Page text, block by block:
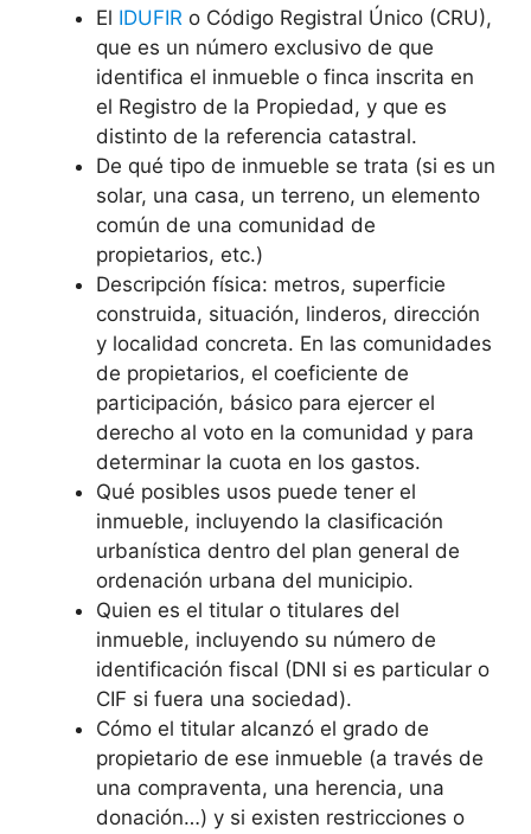
El IDUFIR o Código Registral Único (CRU),
que es un número exclusivo de que
identifica el inmueble o finca inscrita en
el Registro de la Propiedad, y que es
distinto de la referencia catastral.
De qué tipo de inmueble se trata (si es un
solar, una casa, un terreno, un elemento
común de una comunidad de
propietarios, etc.)
Descripción física: metros, superficie
construida, situación, linderos, dirección
y localidad concreta. En las comunidades
de propietarios, el coeficiente de
participación, básico para ejercer el
derecho al voto en la comunidad y para
determinar la cuota en los gastos.
Qué posibles usos puede tener el
inmueble, incluyendo la clasificación
urbanística dentro del plan general de
ordenación urbana del municipio.
Quien es el titular o titulares del
inmueble, incluyendo su número de
identificación fiscal (DNI si es particular o
CIF si fuera una sociedad).
Cómo el titular alcanzó el grado de
propietario de ese inmueble (a través de
una compraventa, una herencia, una
donación…) y si existen restricciones o